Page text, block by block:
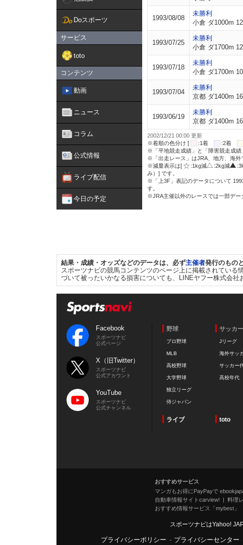
Doスポーツ
サービス
toto
コンテンツ
動画
ニュース
コラム
公式情報
ライブ配信
今日の予定
1993/08/08
未勝利
小倉 ダ1000m
1993/07/25
未勝利
小倉 ダ1700m
1993/07/18
未勝利
小倉 ダ1700m
1993/07/04
未勝利
京都 ダ1400m
1993/06/19
未勝利
京都 ダ1400m
2002/12/21 00:00 更新
※着順の色分け [
:1着 :2着
※「平地競走成績」と「障害競走成績
※「出走レース」はJRA、地方、海外
※減量表示は[
:1kg減 :2kg減
み）] です。
※「上3F」表記のデータについて
す。
※JRA主催以外のレースでは一部デー
結果・成績・オッズなどのデータは、必ず主催者発行のもの
スポーツナビの競馬コンテンツのページ上に掲載されてい
づいて被ったいかなる損害についても、LINEヤフー株式会社
Facebook
スポーツナビ
公式ページ
X（旧Twitter）
スポーツナビ
公式アカウント
YouTube
スポーツナビ
公式チャンネル
野球
プロ野球
MLB
高校野球
大学野球
独立リーグ
侍ジャパン
サッカー
Jリーグ
海外サッ
サッカー
高校年代
ライブ toto
おすすめサービス
マンガもお得にPayPayで
自動車情報サイトcarview!
料理
おすすめ情報サービス「mybest」
スポーツナビはYahoo!
プライバシーポリシー - プライバシーセンター